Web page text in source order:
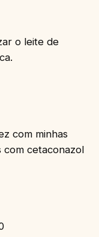
o leite de
com minhas
com cetaconazol